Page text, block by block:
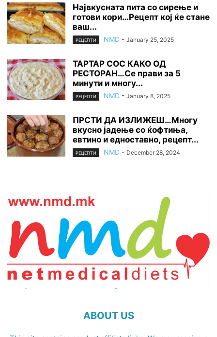
Највкусната пита со сирење и
готови кори…Рецепт кој ќе стане
ваш...
РЕЦЕПТИ NMD - January 25, 2025
ТАРТАР СОС КАКО ОД
РЕСТОРАН…Се прави за 5
минути и многу...
РЕЦЕПТИ NMD - January 8, 2025
ПРСТИ ДА ИЗЛИЖЕШ…Многу
вкусно јадење со ќофтиња,
евтино и едноставно, рецепт...
РЕЦЕПТИ NMD - December 28, 2024
ABOUT US